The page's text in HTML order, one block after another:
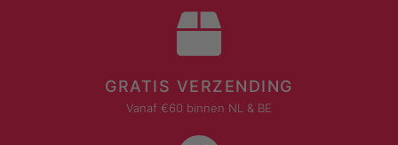
GRATIS VERZENDING
Vanaf €60 binnen NL & BE